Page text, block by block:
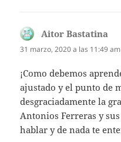
Aitor Bastatina
31 marzo, 2020 a las 11:49 am
¡Como debemos
ajustado y el punto de
desgraciadamente la
Antonios Ferreras y
hablar y de nada te